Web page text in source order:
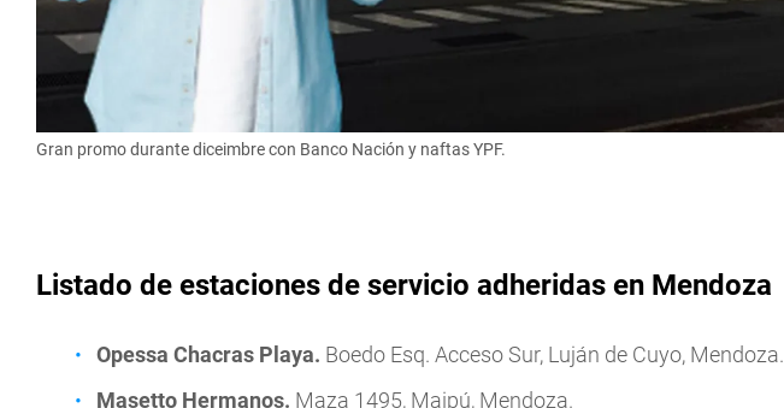
Gran promo durante diceimbre con Banco Nación y naftas YPF.
Listado de estaciones de servicio adheridas en Mendoza
Opessa Chacras Playa. Boedo Esq. Acceso Sur, Luján de Cuyo, Mendoza.
Masetto Hermanos. Maza 1495, Maipú, Mendoza.